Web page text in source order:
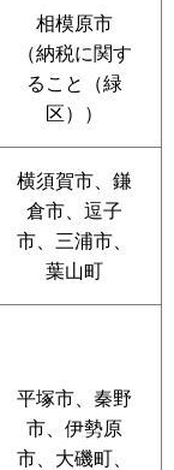
相模原市
（納税に関す
ること（緑
区））
横須賀市、鎌
倉市、逗子
市、三浦市、
葉山町
平塚市、秦野
市、伊勢原
市、大磯町、